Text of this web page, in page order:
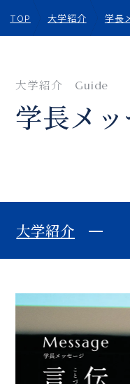
TOP 大学紹介 学長
大学紹介 Guide
学⻑メ
大学紹介